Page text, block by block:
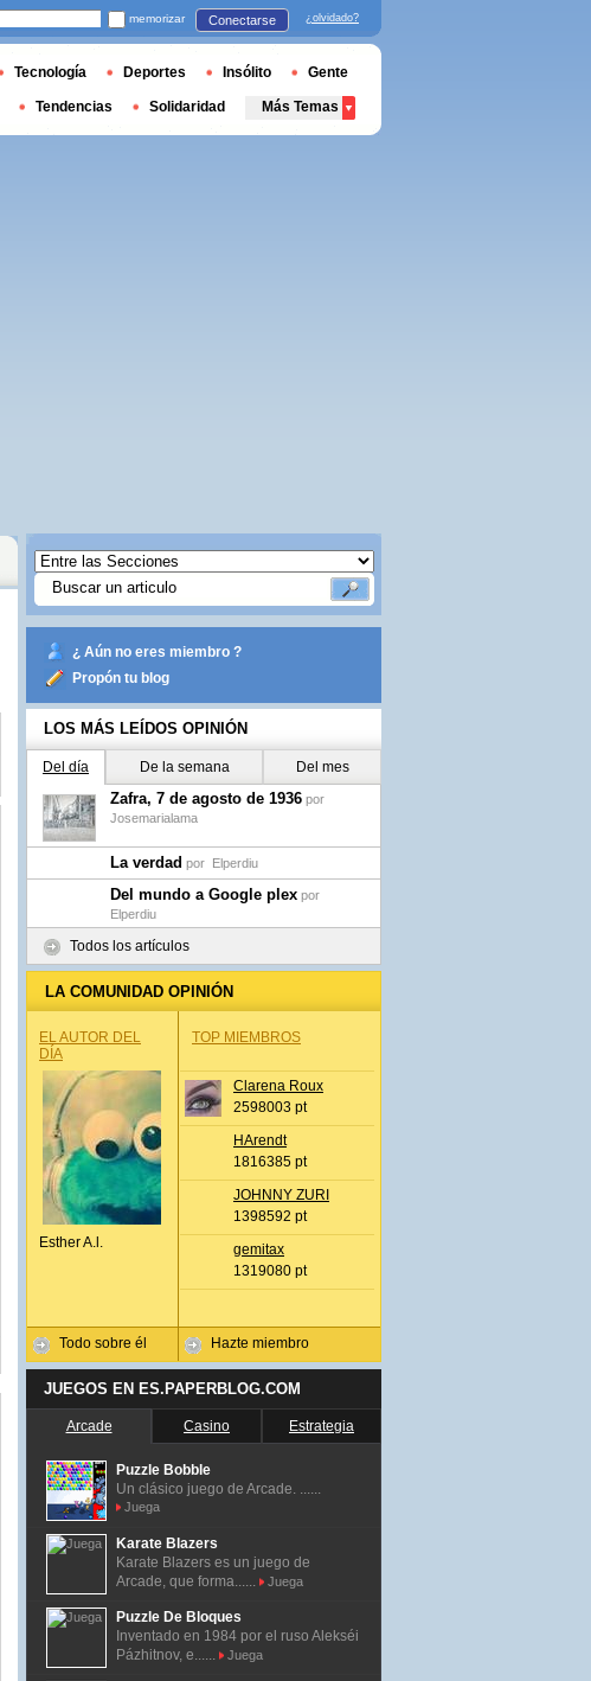
¿ Aún no eres miembro ?
Propón tu blog
LOS MÁS LEÍDOS OPINIÓN
Del día De la semana Del mes
Zafra, 7 de agosto de 1936 por
Josemarialama
La verdad por Elperdiu
Del mundo a Google plex por
Elperdiu
Todos los artículos
LA COMUNIDAD OPINIÓN
EL AUTOR DEL
DÍA
Esther A.l.
Todo sobre él
TOP MIEMBROS
Clarena Roux
2598003 pt
HArendt
1816385 pt
JOHNNY ZURI
1398592 pt
gemitax
1319080 pt
Hazte miembro
JUEGOS EN ES.PAPERBLOG.COM
Arcade Casino Estrategia
Puzzle Bobble
Un clásico juego de Arcade. ......
Juega
Karate Blazers
Karate Blazers es un juego de
Arcade, que forma......
Juega
Puzzle De Bloques
Inventado en 1984 por el ruso Alekséi
Pázhitnov, e......
Juega
memorizar Conectarse ¿olvidado?
Tecnología Deportes Insólito Gente
Tendencias Solidaridad Más Temas